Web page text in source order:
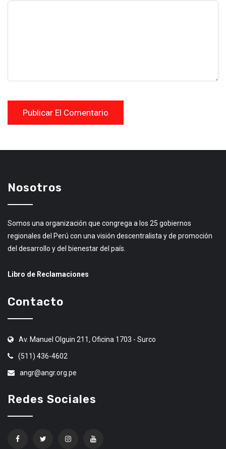
Nosotros
Somos una organización que congrega a los 25 gobiernos
regionales del Perú con una visión descentralista y de promoción
del desarrollo y del bienestar del país.
Libro de Reclamaciones
Contacto
Av. Manuel Olguin 211, Oficina 1703 - Surco
(511) 436-4602
angr@angr.org.pe
Redes Sociales